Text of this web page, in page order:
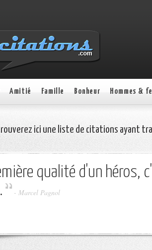
Amitié Famille Bonheur Hommes &
ici une liste de citations ayant
qualité d'un héros,
- Marcel Pagnol